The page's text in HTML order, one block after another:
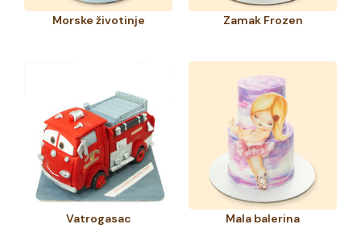
Morske životinje Zamak Frozen
Vatrogasac Mala balerina